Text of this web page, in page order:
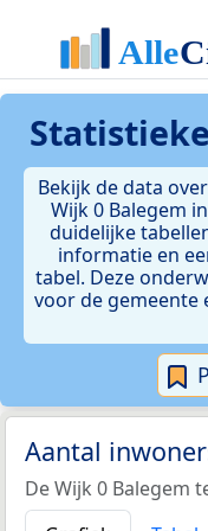
Bekijk de data
Wijk 0 Balegem
duidelijke
informatie en
tabel. Deze
voor de gemeente
Aantal
De Wijk 0 Balegem